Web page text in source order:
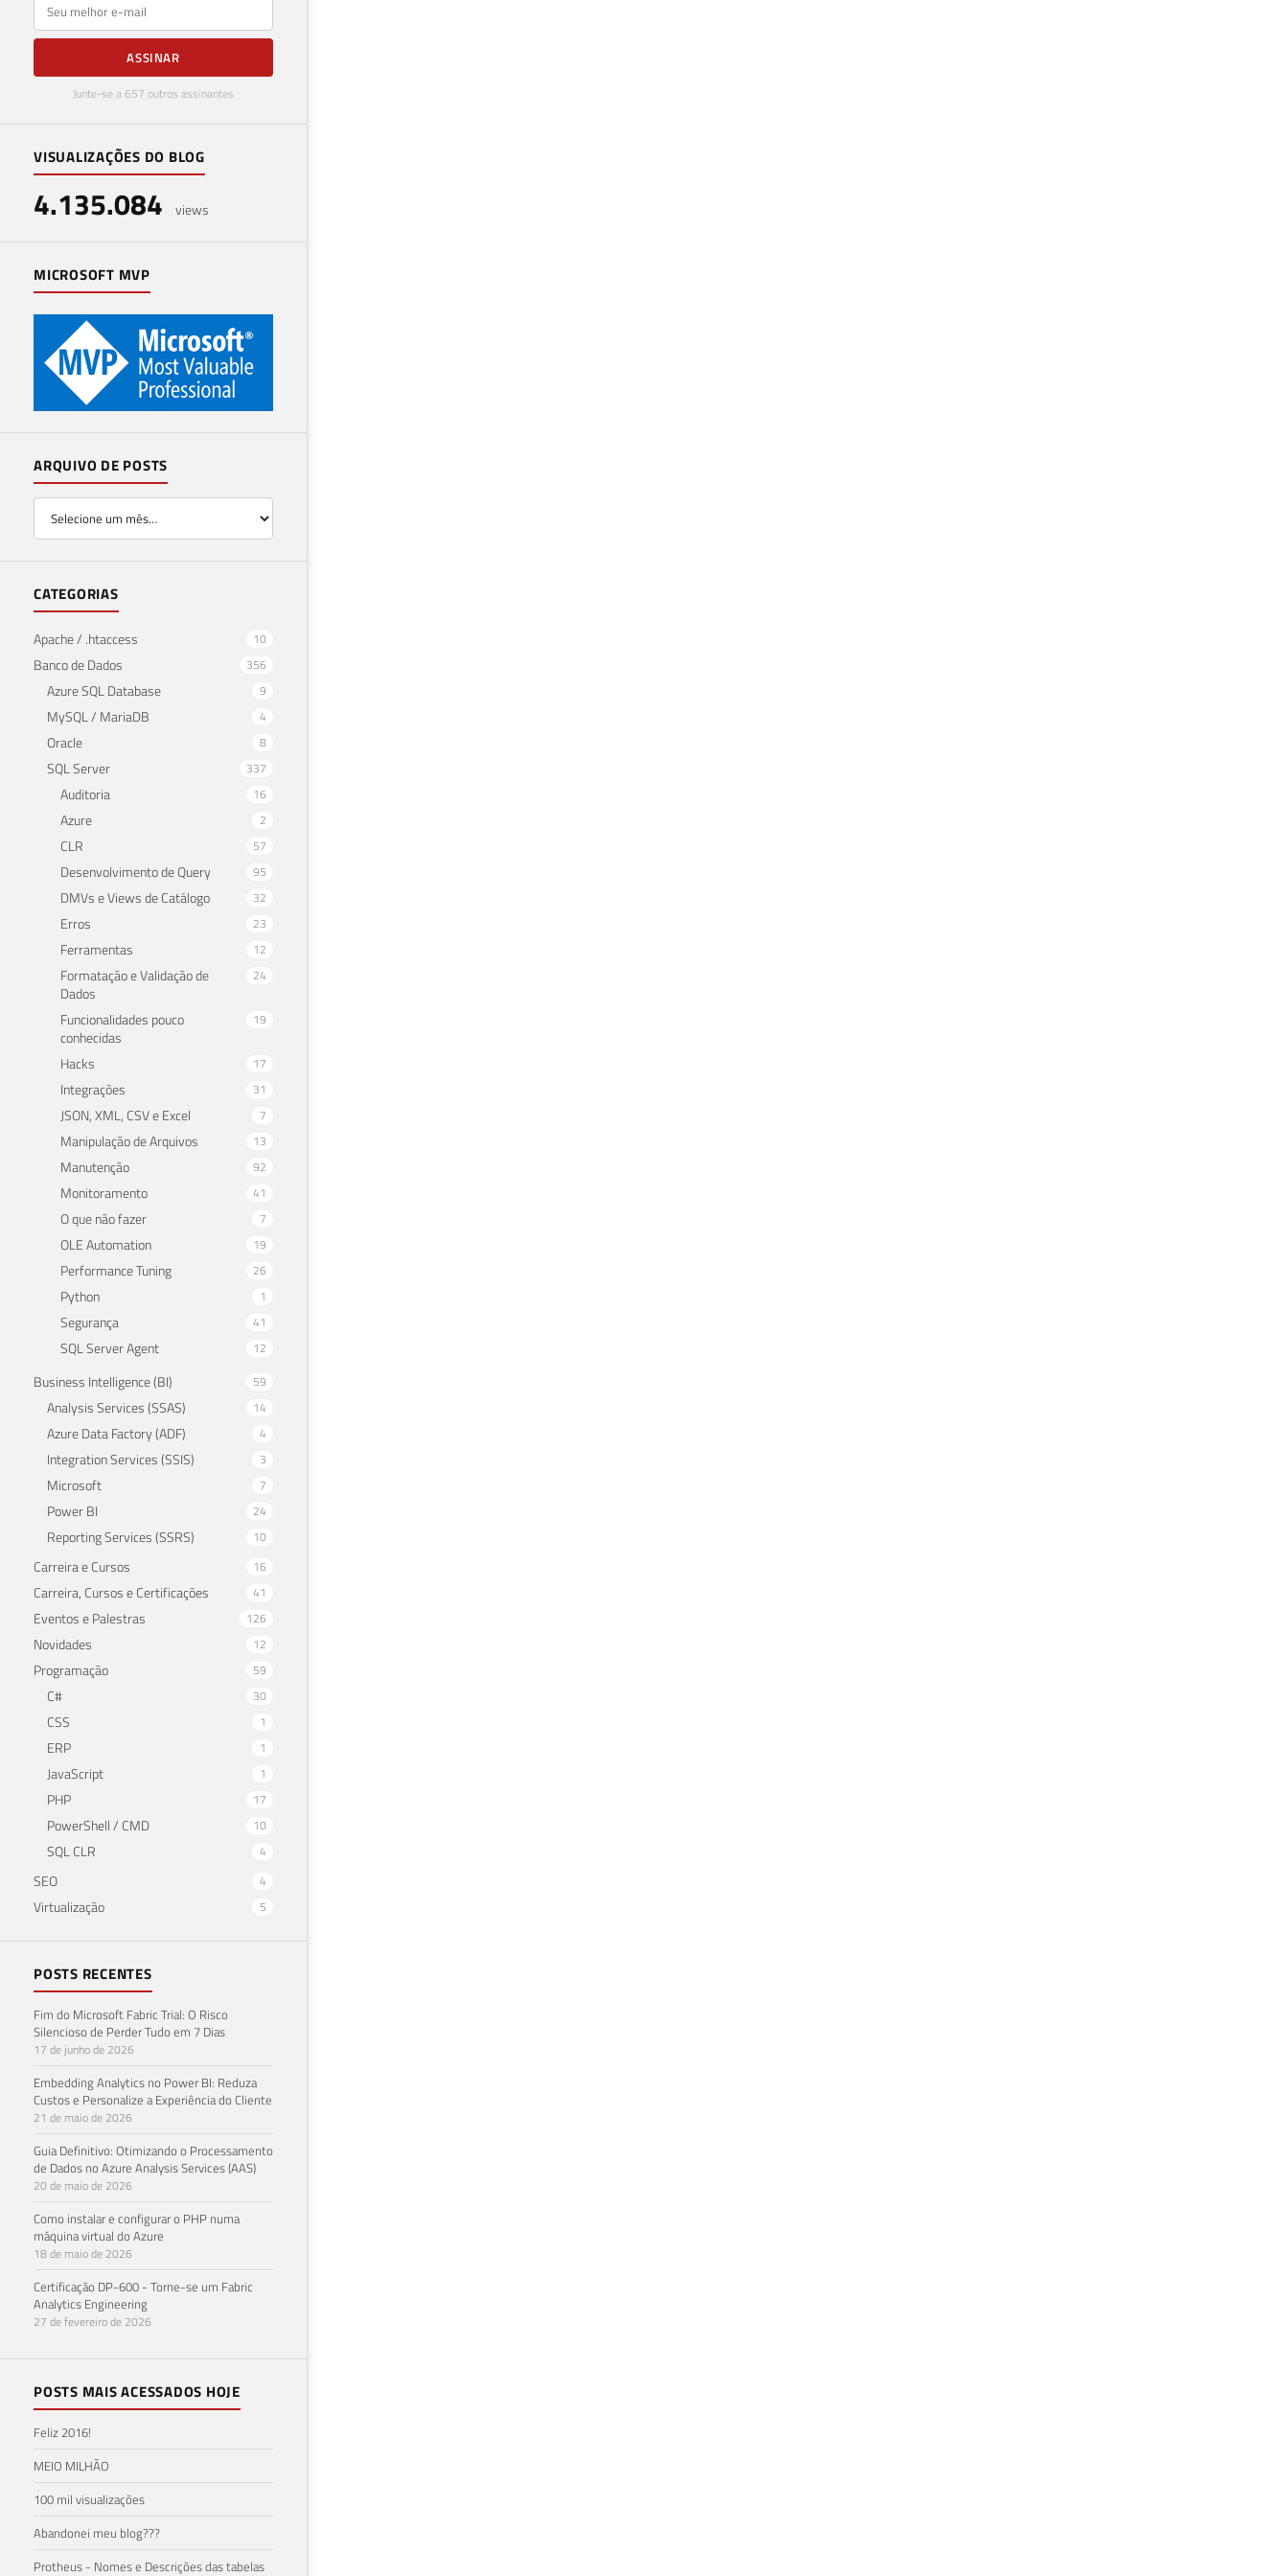
ASSINAR
Junte-se a 657 outros assinantes
VISUALIZAÇÕES DO BLOG
4.135.084 views
MICROSOFT MVP
ARQUIVO DE POSTS
CATEGORIAS
Apache / .htaccess 10
Banco de Dados 356
Azure SQL Database 9
MySQL / MariaDB 4
Oracle 8
SQL Server 337
Auditoria 16
Azure 2
CLR 57
Desenvolvimento de Query 95
DMVs e Views de Catálogo 32
Erros 23
Ferramentas 12
Formatação e Validação de
Dados
24
Funcionalidades pouco
conhecidas
19
Hacks 17
Integrações 31
JSON, XML, CSV e Excel 7
Manipulação de Arquivos 13
Manutenção 92
Monitoramento 41
O que não fazer 7
OLE Automation 19
Performance Tuning 26
Python 1
Segurança 41
SQL Server Agent 12
Business Intelligence (BI) 59
Analysis Services (SSAS) 14
Azure Data Factory (ADF) 4
Integration Services (SSIS) 3
Microsoft 7
Power BI 24
Reporting Services (SSRS) 10
Carreira e Cursos 16
Carreira, Cursos e Certificações 41
Eventos e Palestras 126
Novidades 12
Programação 59
C# 30
CSS 1
ERP 1
JavaScript 1
PHP 17
PowerShell / CMD 10
SQL CLR 4
SEO 4
Virtualização 5
POSTS RECENTES
Fim do Microsoft Fabric Trial: O Risco
Silencioso de Perder Tudo em 7 Dias
17 de junho de 2026
Embedding Analytics no Power BI: Reduza
Custos e Personalize a Experiência do Cliente
21 de maio de 2026
Guia Definitivo: Otimizando o Processamento
de Dados no Azure Analysis Services (AAS)
20 de maio de 2026
Como instalar e configurar o PHP numa
máquina virtual do Azure
18 de maio de 2026
Certificação DP-600 - Torne-se um Fabric
Analytics Engineering
27 de fevereiro de 2026
POSTS MAIS ACESSADOS HOJE
Feliz 2016!
MEIO MILHÃO
100 mil visualizações
Abandonei meu blog???
Protheus - Nomes e Descrições das tabelas